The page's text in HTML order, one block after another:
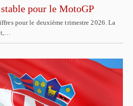
pour le MotoGP
pour le deuxième trimestre 2026. La